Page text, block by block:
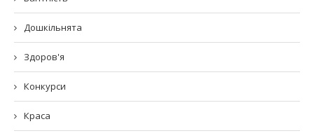
Дошкільнята
Здоров'я
Конкурси
Краса